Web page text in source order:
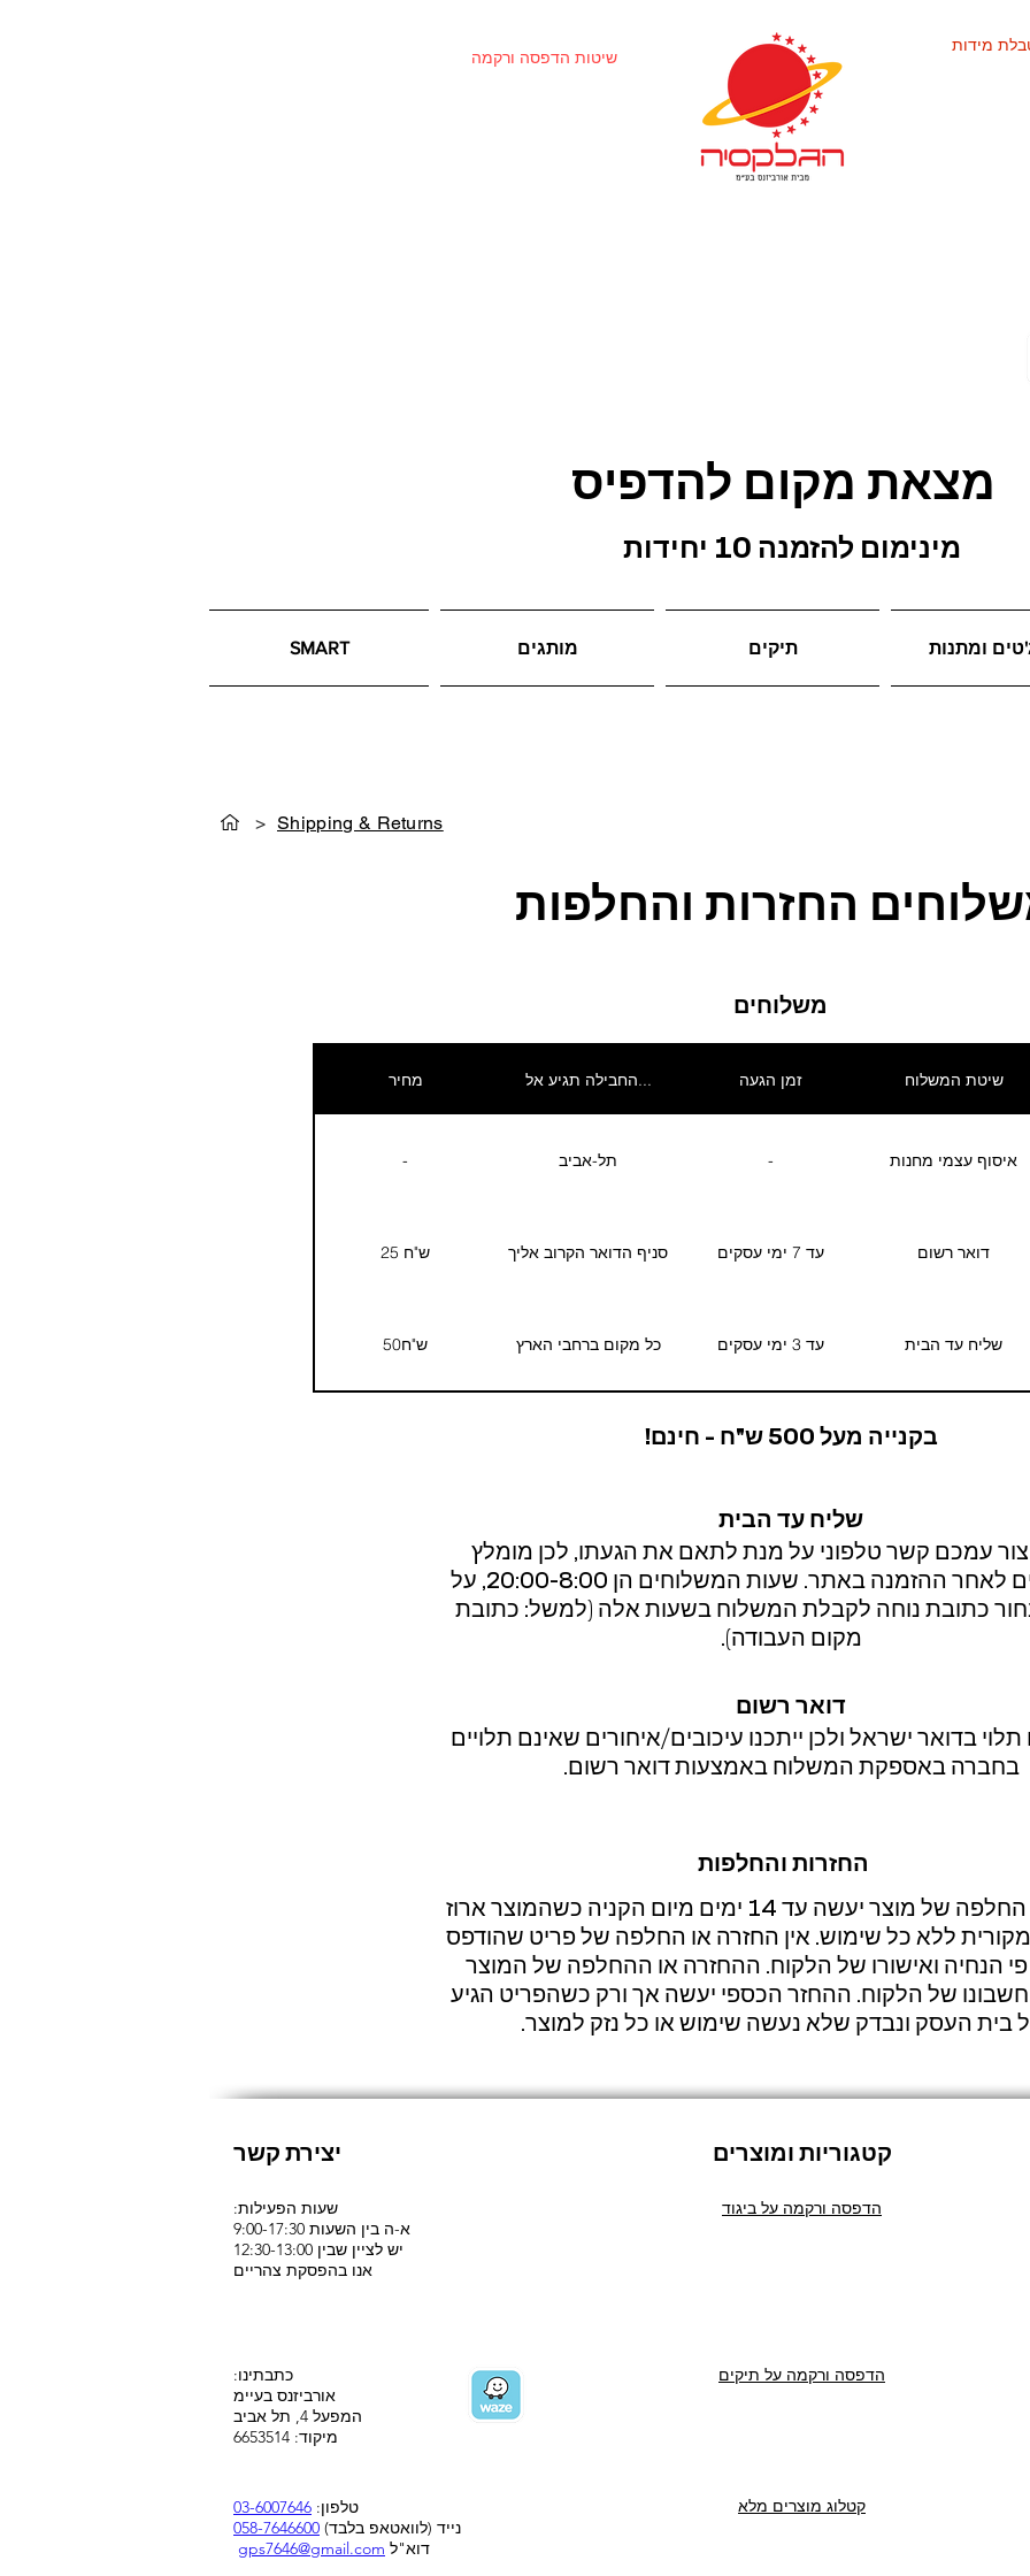
שיטות הדפסה ורקמה
מידות
מצאת מקום להדפיס
מינימום להזמנה 10 יחידות
ומתנות תיקים מותגים SMART
> Shipping & Returns
החזרות והחלפות
משלוחים
מחיר החבילה תגיע אל... זמן הגעה שיטת המשלוח
- תל-אביב - איסוף עצמי מחנות
25 ש"ח סניף הדואר הקרוב אליך עד 7 ימי עסקים דואר רשום
50ש"ח כל מקום ברחבי הארץ עד 3 ימי עסקים שליח עד הבית
בקנייה מעל 500 ש"ח - חינם!
שליח עד הבית
עמכם קשר טלפוני על מנת לתאם את הגעתו, לכן מומלץ
להיות זמינים לאחר ההזמנה באתר. שעות המשלוחים הן 20:00-8:00, על
כתובת נוחה לקבלת המשלוח בשעות אלה (למשל: כתובת
מקום העבודה).
דואר רשום
תלוי בדואר ישראל ולכן ייתכנו עיכובים/איחורים שאינם תלויים
בחברה באספקת המשלוח באמצעות דואר רשום.
החזרות והחלפות
החזרה או החלפה של מוצר יעשה עד 14 ימים מיום הקניה כשהמוצר ארוז
ללא כל שימוש. אין החזרה או החלפה של פריט שהודפס
פי הנחיה ואישורו של הלקוח. ההחזרה או ההחלפה של המוצר
של הלקוח. ההחזר הכספי יעשה אך ורק כשהפריט הגיע
בית העסק ונבדק שלא נעשה שימוש או כל נזק למוצר.
יצירת קשר
:שעות הפעילות
א-ה בין השעות 9:00-17:30
יש לציין שבין 12:30-13:00
אנו בהפסקת צהריים
קטגוריות ומוצרים
הדפסה ורקמה על ביגוד
:כתבתינו
אורביזנס בעיימ
המפעל 4, תל אביב
מיקוד: 6653514
הדפסה ורקמה על תיקים
טלפון: 03-6007646
נייד (לוואטאפ בלבד) 058-7646600
gps7646@gmail.com דוא"ל
קטלוג מוצרים מלא